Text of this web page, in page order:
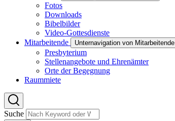
Fotos
Downloads
Bibelbilder
Video-Gottesdienste
Mitarbeitende
Unternavigation von Mitarbeitende
Presbyterium
Stellenangebote und Ehrenämter
Orte der Begegnung
Raummiete
Suche